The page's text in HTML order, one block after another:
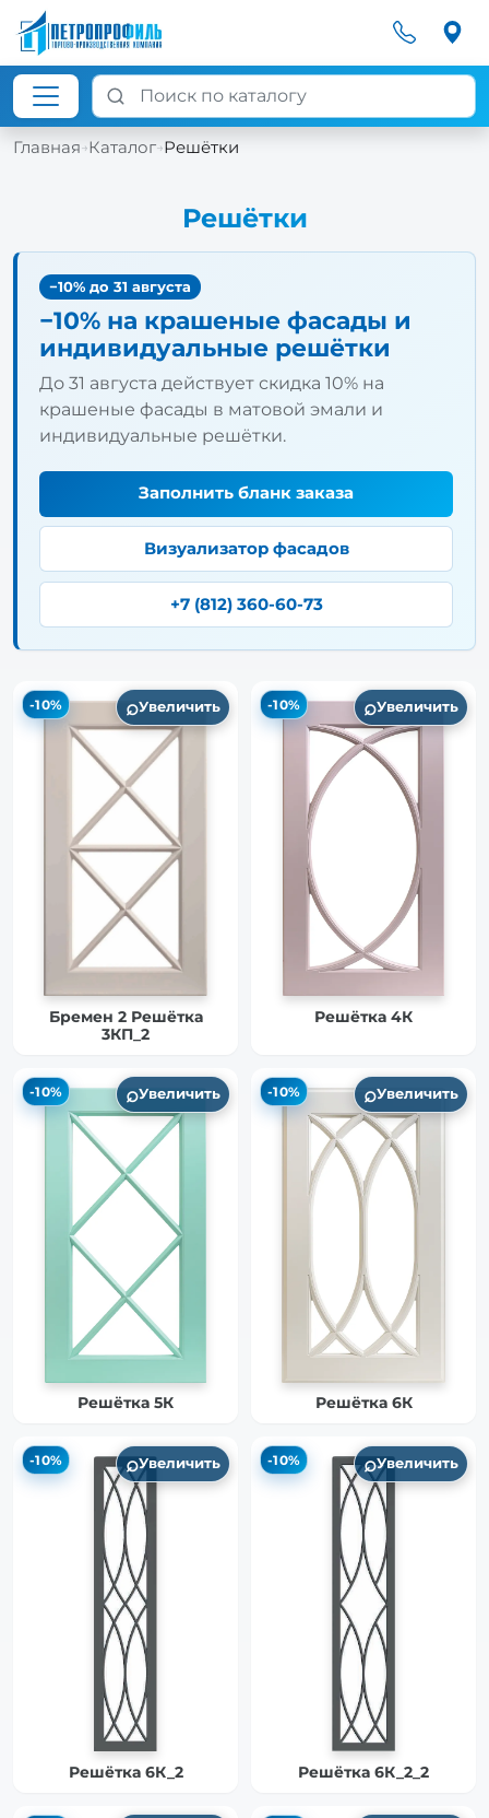
Главная→Каталог→Решётки
Решётки
−10% до 31 августа
−10% на крашеные фасады и
индивидуальные решётки
До 31 августа действует скидка 10% на
крашеные фасады в матовой эмали и
индивидуальные решётки.
Заполнить бланк заказа
Визуализатор фасадов
+7 (812) 360-60-73
-10% ⌕Увеличить
Бремен 2 Решётка
3КП_2
-10% ⌕Увеличить
Решётка 4К
-10% ⌕Увеличить
Решётка 5К
-10% ⌕Увеличить
Решётка 6К
-10% ⌕Увеличить
Решётка 6К_2
-10% ⌕Увеличить
Решётка 6К_2_2